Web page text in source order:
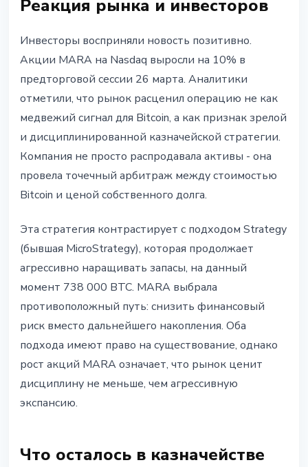
Реакция рынка и инвесторов
Инвесторы восприняли новость позитивно.
Акции MARA на Nasdaq выросли на 10% в
предторговой сессии 26 марта. Аналитики
отметили, что рынок расценил операцию не как
медвежий сигнал для Bitcoin, а как признак зрелой
и дисциплинированной казначейской стратегии.
Компания не просто распродавала активы - она
провела точечный арбитраж между стоимостью
Bitcoin и ценой собственного долга.
Эта стратегия контрастирует с подходом Strategy
(бывшая MicroStrategy), которая продолжает
агрессивно наращивать запасы, на данный
момент 738 000 BTC. MARA выбрала
противоположный путь: снизить финансовый
риск вместо дальнейшего накопления. Оба
подхода имеют право на существование, однако
рост акций MARA означает, что рынок ценит
дисциплину не меньше, чем агрессивную
экспансию.
Что осталось в казначействе